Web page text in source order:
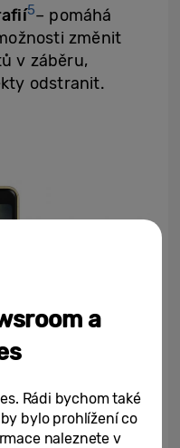
5– pomáhá
změnit
v záběru,
odstranit.
a
Rádi bychom také
bylo prohlížení co
naleznete v